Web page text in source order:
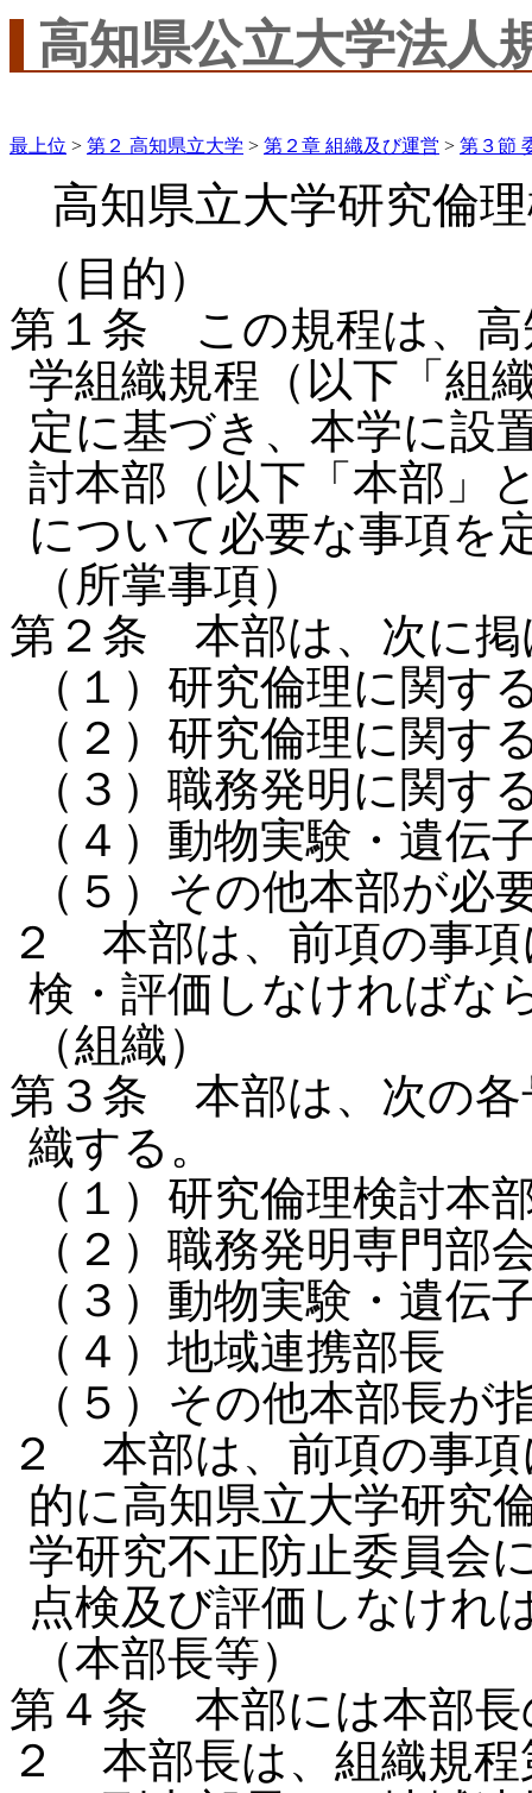
高知県公立大学法人
最上位 > 第２ 高知県立大学 > 第２章 組織及び運営 > 第３節
高知県立大学研究倫
（目的）
第１条 この規程は、高
学組織規程（以下「組
定に基づき、本学に設
討本部（以下「本部」
について必要な事項を
（所掌事項）
第２条 本部は、次に掲
（１）研究倫理に関す
（２）研究倫理に関す
（３）職務発明に関す
（４）動物実験・遺伝
（５）その他本部が必
２ 本部は、前項の事
検・評価しなければな
（組織）
第３条 本部は、次の各
織する。
（１）研究倫理検討本
（２）職務発明専門部
（３）動物実験・遺伝
（４）地域連携部長
（５）その他本部長が
２ 本部は、前項の事
的に高知県立大学研究
学研究不正防止委員会
点検及び評価しなけれ
（本部長等）
第４条 本部には本部長
２ 本部長は、組織規程